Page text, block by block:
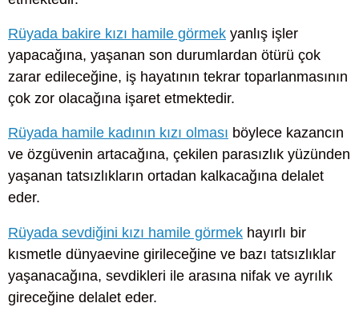
Rüyada bakire kızı hamile görmek yanlış işler
yapacağına, yaşanan son durumlardan ötürü çok
zarar edileceğine, iş hayatının tekrar toparlanmasının
çok zor olacağına işaret etmektedir.
Rüyada hamile kadının kızı olması böylece kazancın
ve özgüvenin artacağına, çekilen parasızlık yüzünden
yaşanan tatsızlıkların ortadan kalkacağına delalet
eder.
Rüyada sevdiğini kızı hamile görmek hayırlı bir
kısmetle dünyaevine girileceğine ve bazı tatsızlıklar
yaşanacağına, sevdikleri ile arasına nifak ve ayrılık
gireceğine delalet eder.